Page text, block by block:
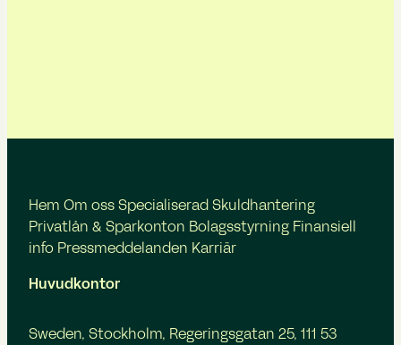
Hem Om oss Specialiserad Skuldhantering
Privatlån & Sparkonton Bolagsstyrning Finansiell
info Pressmeddelanden Karriär
Huvudkontor
Sweden, Stockholm, Regeringsgatan 25, 111 53